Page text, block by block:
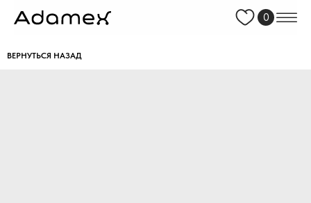
0
ВЕРНУТЬСЯ НАЗАД